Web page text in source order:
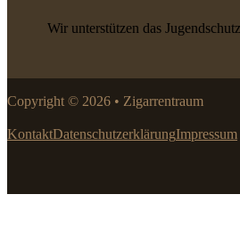
Wir unterstützen das
Copyright © 2026 • Zigarrentraum
KontaktDatenschutzerklärungImpressum